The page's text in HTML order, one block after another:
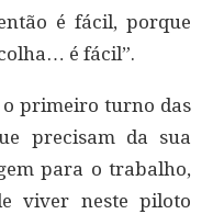
é fácil, porque
é fácil”.
primeiro turno das
precisam da sua
para o trabalho,
viver neste piloto